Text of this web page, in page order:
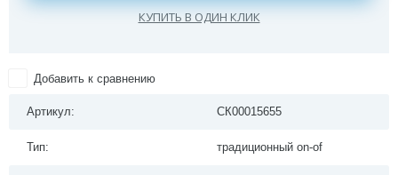
КУПИТЬ В ОДИН КЛИК
Добавить к сравнению
Артикул: СК00015655
Тип: традиционный on-of